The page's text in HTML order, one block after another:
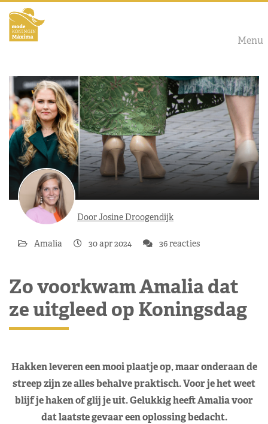
Menu
Door Josine Droogendijk
Amalia 30 apr 2024 36 reacties
Zo voorkwam Amalia dat
ze uitgleed op Koningsdag
Hakken leveren een mooi plaatje op, maar onderaan de
streep zijn ze alles behalve praktisch. Voor je het weet
blijf je haken of glij je uit. Gelukkig heeft Amalia voor
dat laatste gevaar een oplossing bedacht.